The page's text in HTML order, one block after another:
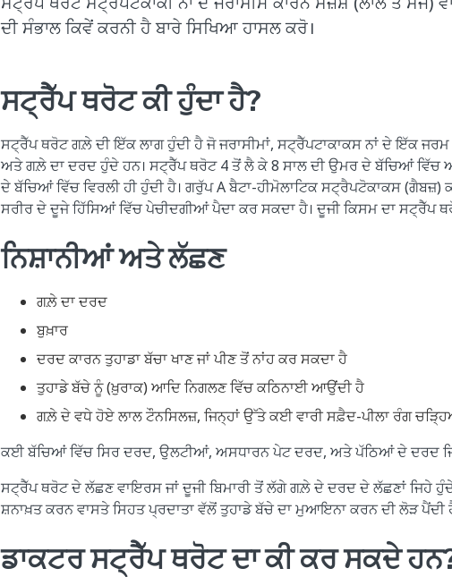
ਦੀ ਸੰਭਾਲ ਕਿਵੇਂ ਕਰਨੀ ਹੈ ਬਾਰੇ ਸਿਖਿਆ ਹਾਸਲ ਕਰੋ।
ਸਟ੍ਰੈੱਪ ਥਰੋਟ ਕੀ ਹੁੰਦਾ ਹੈ?
ਸਟ੍ਰੈੱਪ ਥਰੋਟ ਗਲ਼ੇ ਦੀ ਇੱਕ ਲਾਗ ਹੁੰਦੀ ਹੈ ਜੋ ਜਰਾਸੀਮਾਂ, ਸਟ੍ਰੈੱਪਟਾਕਾਕਸ ਨਾਂ ਦੇ ਇੱਕ
ਅਤੇ ਗਲ਼ੇ ਦਾ ਦਰਦ ਹੁੰਦੇ ਹਨ। ਸਟ੍ਰੈੱਪ ਥਰੋਟ 4 ਤੋਂ ਲੈ ਕੇ 8 ਸਾਲ ਦੀ ਉਮਰ ਦੇ ਬੱਚਿਆਂ ਵਿੱਚ
ਦੇ ਬੱਚਿਆਂ ਵਿੱਚ ਵਿਰਲੀ ਹੀ ਹੁੰਦੀ ਹੈ। ਗਰੁੱਪ A ਬੈਟਾ-ਹੀਮੋਲਾਟਿਕ ਸਟ੍ਰੈਪਟੋਕਾਕਸ
ਸਰੀਰ ਦੇ ਦੂਜੇ ਹਿੱਸਿਆਂ ਵਿੱਚ ਪੇਚੀਦਗੀਆਂ ਪੈਦਾ ਕਰ ਸਕਦਾ ਹੈ। ਦੂਜੀ ਕਿਸਮ ਦਾ ਸਟ੍ਰੈੱਪ
ਨਿਸ਼ਾਨੀਆਂ ਅਤੇ ਲੱਛਣ
ਗਲ਼ੇ ਦਾ ਦਰਦ
ਬੁਖ਼ਾਰ
ਦਰਦ ਕਾਰਨ ਤੁਹਾਡਾ ਬੱਚਾ ਖਾਣ ਜਾਂ ਪੀਣ ਤੋਂ ਨਾਂਹ ਕਰ ਸਕਦਾ ਹੈ
ਤੁਹਾਡੇ ਬੱਚੇ ਨੂੰ (ਖ਼ੁਰਾਕ) ਆਦਿ ਨਿਗਲਣ ਵਿੱਚ ਕਠਿਨਾਈ ਆਉਂਦੀ ਹੈ
ਗਲ਼ੇ ਦੇ ਵਧੇ ਹੋਏ ਲਾਲ ਟੌਨਸਿਲਜ਼, ਜਿਨ੍ਹਾਂ ਉੱਤੇ ਕਈ ਵਾਰੀ ਸਫ਼ੈਦ-ਪੀਲਾ ਰੰਗ
ਕਈ ਬੱਚਿਆਂ ਵਿੱਚ ਸਿਰ ਦਰਦ, ਉਲਟੀਆਂ, ਅਸਧਾਰਨ ਪੇਟ ਦਰਦ, ਅਤੇ ਪੱਠਿਆਂ ਦੇ ਦਰਦ
ਸਟ੍ਰੈੱਪ ਥਰੋਟ ਦੇ ਲੱਛਣ ਵਾਇਰਸ ਜਾਂ ਦੂਜੀ ਬਿਮਾਰੀ ਤੋਂ ਲੱਗੇ ਗਲ਼ੇ ਦੇ ਦਰਦ ਦੇ ਲੱਛਣਾਂ ਜਿਹੇ
ਸ਼ਨਾਖ਼ਤ ਕਰਨ ਵਾਸਤੇ ਸਿਹਤ ਪ੍ਰਦਾਤਾ ਵੱਲੋਂ ਤੁਹਾਡੇ ਬੱਚੇ ਦਾ ਮੁਆਇਨਾ ਕਰਨ ਦੀ ਲੋੜ ਪੈਂਦੀ
ਡਾਕਟਰ ਸਟ੍ਰੈੱਪ ਥਰੋਟ ਦਾ ਕੀ ਕਰ ਸਕਦੇ